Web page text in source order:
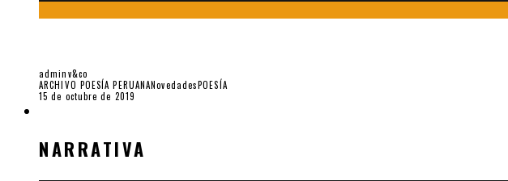
adminv&co
ARCHIVO POESÍA PERUANANovedadesPOESÍA
15 de octubre de 2019
NARRATIVA